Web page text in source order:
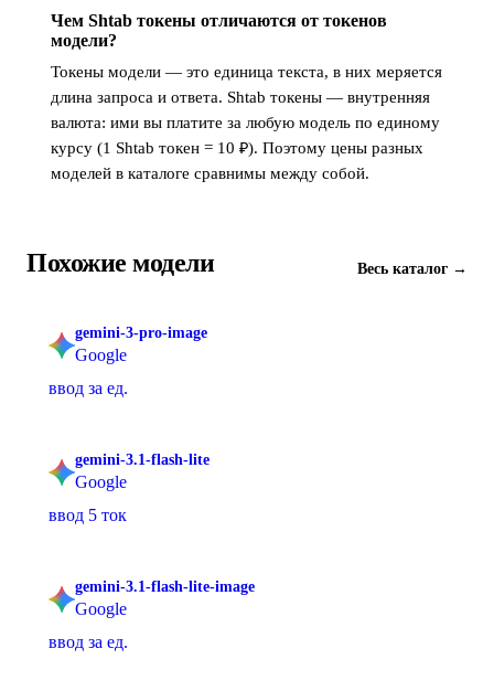
Чем Shtab токены отличаются от токенов
модели?
Токены модели — это единица текста, в них меряется
длина запроса и ответа. Shtab токены — внутренняя
валюта: ими вы платите за любую модель по единому
курсу (1 Shtab токен = 10 ₽). Поэтому цены разных
моделей в каталоге сравнимы между собой.
Похожие модели Весь каталог →
gemini-3-pro-image
Google
ввод за ед.
gemini-3.1-flash-lite
Google
ввод 5 ток
gemini-3.1-flash-lite-image
Google
ввод за ед.